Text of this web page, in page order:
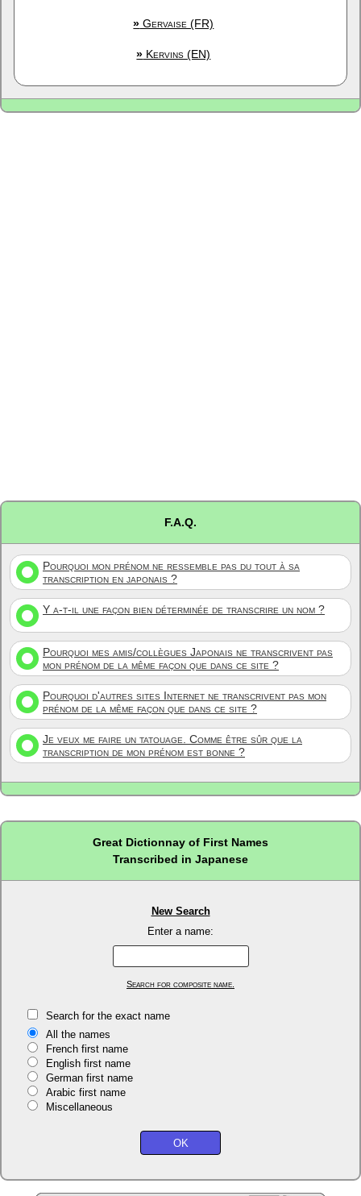
» Gervaise (FR)
» Kervins (EN)
F.A.Q.
Pourquoi mon prénom ne ressemble pas du tout à sa
transcription en japonais ?
Y a-t-il une façon bien déterminée de transcrire un nom ?
Pourquoi mes amis/collègues Japonais ne transcrivent pas
mon prénom de la même façon que dans ce site ?
Pourquoi d'autres sites Internet ne transcrivent pas mon
prénom de la même façon que dans ce site ?
Je veux me faire un tatouage. Comme être sûr que la
transcription de mon prénom est bonne ?
Great Dictionnay of First Names
Transcribed in Japanese
New Search
Enter a name:
Search for composite name.
Search for the exact name
All the names
French first name
English first name
German first name
Arabic first name
Miscellaneous